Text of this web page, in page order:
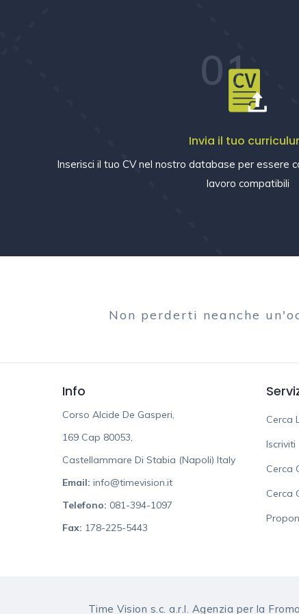
01
Invia il tuo
Inserisci il tuo CV nel nostro database per essere
lavoro compatibili
Non perderti neanche
Info
Corso Alcide De Gasperi,
169 Cap 80053,
Castellammare Di Stabia (Napoli) Italy
Email: info@timevision.it
Telefono: 081-394-1097
Fax: 178-225-5443
Cerca
Iscriviti
Cerca
Cerca
Time Vision s.c. a.r.l. Agenzia per la